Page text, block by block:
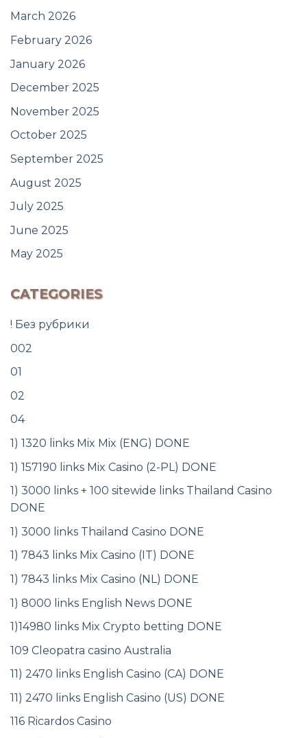
March 2026
February 2026
January 2026
December 2025
November 2025
October 2025
September 2025
August 2025
July 2025
June 2025
May 2025
CATEGORIES
! Без рубрики
002
01
02
04
1) 1320 links Mix Mix (ENG) DONE
1) 157190 links Mix Casino (2-PL) DONE
1) 3000 links + 100 sitewide links Thailand Casino
DONE
1) 3000 links Thailand Casino DONE
1) 7843 links Mix Casino (IT) DONE
1) 7843 links Mix Casino (NL) DONE
1) 8000 links English News DONE
1)14980 links Mix Crypto betting DONE
109 Cleopatra casino Australia
11) 2470 links English Casino (CA) DONE
11) 2470 links English Casino (US) DONE
116 Ricardos Casino